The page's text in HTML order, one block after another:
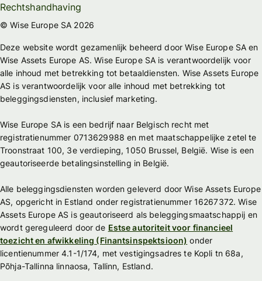
Rechtshandhaving
© Wise Europe SA 2026
Deze website wordt gezamenlijk beheerd door Wise Europe SA en
Wise Assets Europe AS. Wise Europe SA is verantwoordelijk voor
alle inhoud met betrekking tot betaaldiensten. Wise Assets Europe
AS is verantwoordelijk voor alle inhoud met betrekking tot
beleggingsdiensten, inclusief marketing.
Wise Europe SA is een bedrijf naar Belgisch recht met
registratienummer 0713629988 en met maatschappelijke zetel te
Troonstraat 100, 3e verdieping, 1050 Brussel, België. Wise is een
geautoriseerde betalingsinstelling in België.
Alle beleggingsdiensten worden geleverd door Wise Assets Europe
AS, opgericht in Estland onder registratienummer 16267372. Wise
Assets Europe AS is geautoriseerd als beleggingsmaatschappij en
wordt gereguleerd door de Estse autoriteit voor financieel
toezicht en afwikkeling (Finantsinspektsioon) onder
licentienummer 4.1-1/174, met vestigingsadres te Kopli tn 68a,
Põhja-Tallinna linnaosa, Tallinn, Estland.